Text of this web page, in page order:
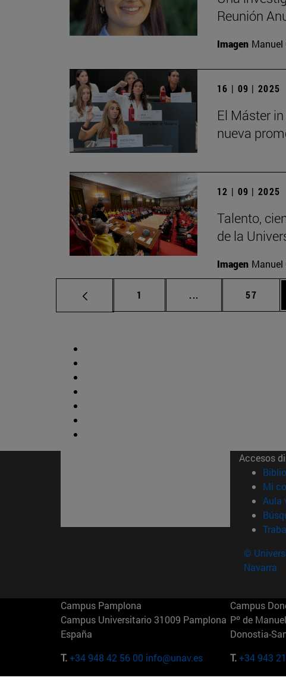
Reunión
Imagen Manuel
16 | 09 | 2025
El Máster
nueva
12 | 09 | 2025
Talento,
de la
Imagen Manuel
Página
1 ... Páginas Página
57
Accesos
Mi
Aula
©
Navarra
Campus Pamplona
Campus Universitario 31009 Pamplona
España
T.+34 948 42 56 00 info@unav.es
Campus
Pº de
Donostia-
T.+34 943